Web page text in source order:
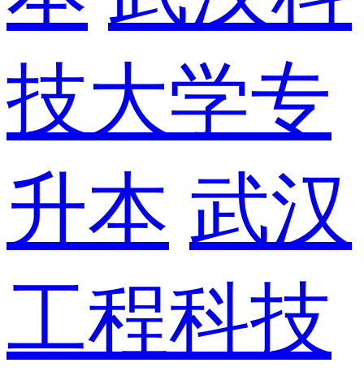
技大学专
升本 武汉
工程科技